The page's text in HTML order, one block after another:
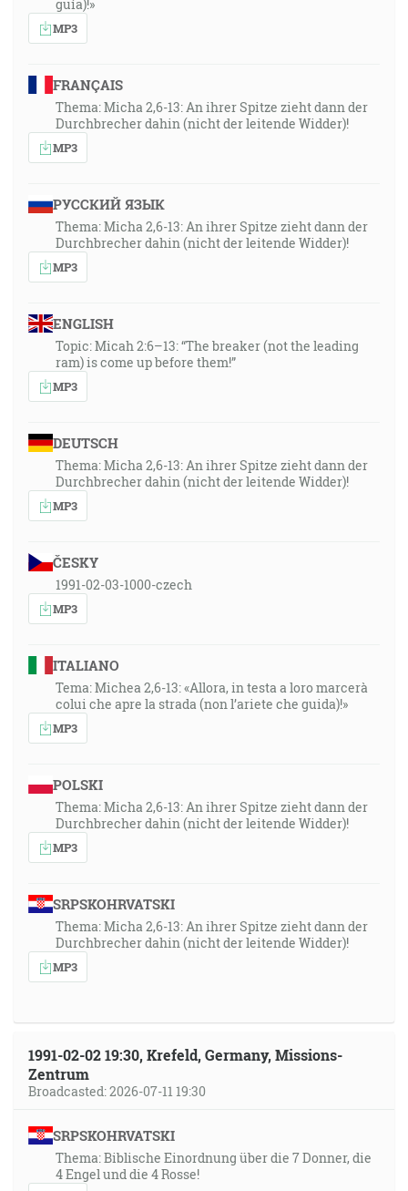
guía)!»
MP3
FRANÇAIS
Thema: Micha 2,6-13: An ihrer Spitze zieht dann der
Durchbrecher dahin (nicht der leitende Widder)!
MP3
РУССКИЙ ЯЗЫК
Thema: Micha 2,6-13: An ihrer Spitze zieht dann der
Durchbrecher dahin (nicht der leitende Widder)!
MP3
ENGLISH
Topic: Micah 2:6–13: “The breaker (not the leading
ram) is come up before them!”
MP3
DEUTSCH
Thema: Micha 2,6-13: An ihrer Spitze zieht dann der
Durchbrecher dahin (nicht der leitende Widder)!
MP3
ČESKY
1991-02-03-1000-czech
MP3
ITALIANO
Tema: Michea 2,6-13: «Allora, in testa a loro marcerà
colui che apre la strada (non l’ariete che guida)!»
MP3
POLSKI
Thema: Micha 2,6-13: An ihrer Spitze zieht dann der
Durchbrecher dahin (nicht der leitende Widder)!
MP3
SRPSKOHRVATSKI
Thema: Micha 2,6-13: An ihrer Spitze zieht dann der
Durchbrecher dahin (nicht der leitende Widder)!
MP3
1991-02-02 19:30, Krefeld, Germany, Missions-
Zentrum
Broadcasted: 2026-07-11 19:30
SRPSKOHRVATSKI
Thema: Biblische Einordnung über die 7 Donner, die
4 Engel und die 4 Rosse!